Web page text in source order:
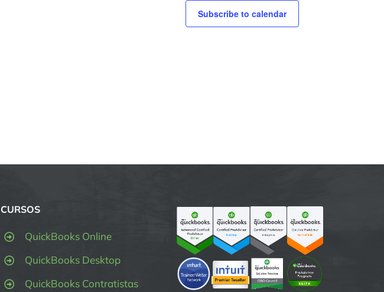
Subscribe to calendar
CURSOS
QuickBooks Online
QuickBooks Desktop
QuickBooks Contratistas